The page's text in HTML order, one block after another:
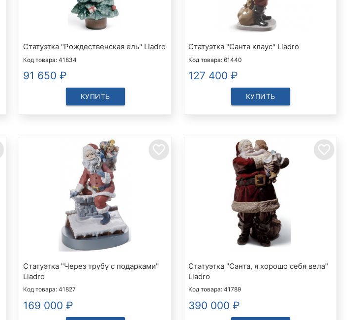
Статуэтка "Рождественская ель" Lladro
Код товара: 41834
91 650 ₽
КУПИТЬ
Статуэтка "Санта клаус" Lladro
Код товара: 61440
127 400 ₽
КУПИТЬ
favorite_border
Статуэтка "Через трубу с подарками"
Lladro
Код товара: 41827
169 000 ₽
favorite_border
Статуэтка "Санта, я хорошо себя вела"
Lladro
Код товара: 41789
390 000 ₽